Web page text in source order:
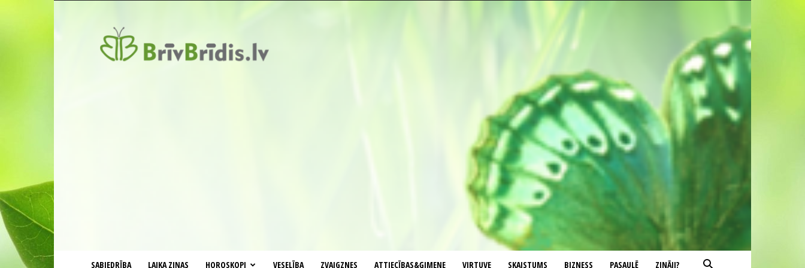
SABIEDRĪBA LAIKA ZIŅAS HOROSKOPI VESELĪBA ZVAIGZNES ATTIECĪBAS&ĢIMENE VIRTUVE SKAISTUMS BIZNESS PASAULĒ ZINĀJI?